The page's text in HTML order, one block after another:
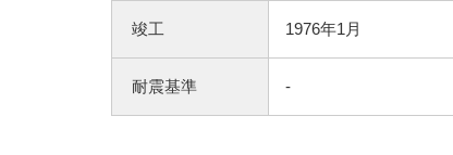
竣工 1976年1月
耐震基準 -